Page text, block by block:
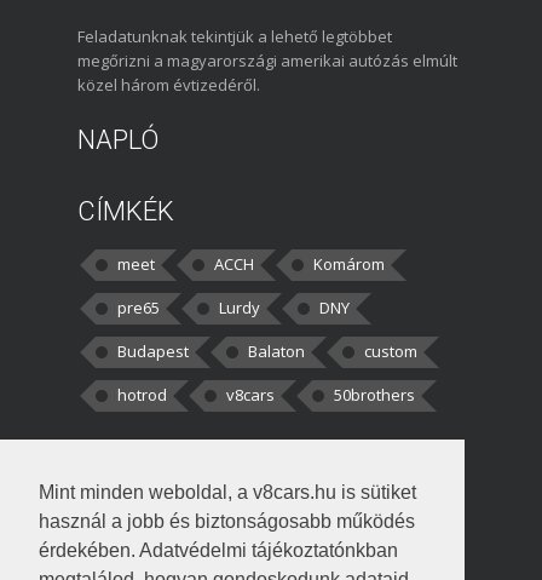
Mint minden weboldal, a v8cars.hu is sütiket
használ a jobb és biztonságosabb működés
érdekében. Adatvédelmi tájékoztatónkban
Feladatunknak tekintjük a lehető legtöbbet
megőrizni a magyarországi amerikai autózás elmúlt
közel három évtizedéről.
NAPLÓ
CÍMKÉK
meet ACCH
Komárom
pre65
Lurdy
DNY
Budapest
Balaton
custom
hotrod
v8cars 50brothers
kortisz:Elszúrtam! Én csak két
darabbaal számoltam. Nem tudtam, hogy fél autót,